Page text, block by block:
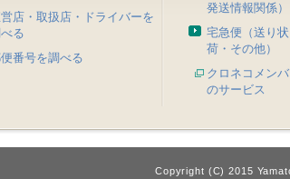
店・取扱店・ドライバーを
る
番号を調べる
発送情報関係）
宅急便（送り
荷・その他）
クロネコメン
のサービス
Copyright (C) 2015